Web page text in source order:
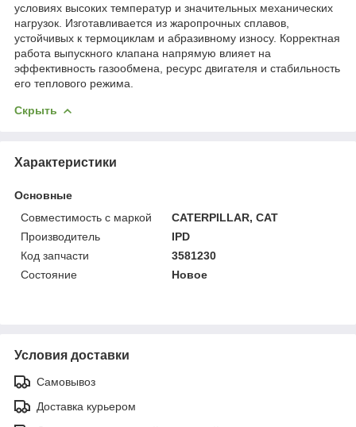
условиях высоких температур и значительных механических
нагрузок. Изготавливается из жаропрочных сплавов,
устойчивых к термоциклам и абразивному износу. Корректная
работа выпускного клапана напрямую влияет на
эффективность газообмена, ресурс двигателя и стабильность
его теплового режима.
Скрыть
Характеристики
Основные
Совместимость с маркой
CATERPILLAR, CAT
Производитель
IPD
Код запчасти
3581230
Состояние
Новое
Условия доставки
Самовывоз
Доставка курьером